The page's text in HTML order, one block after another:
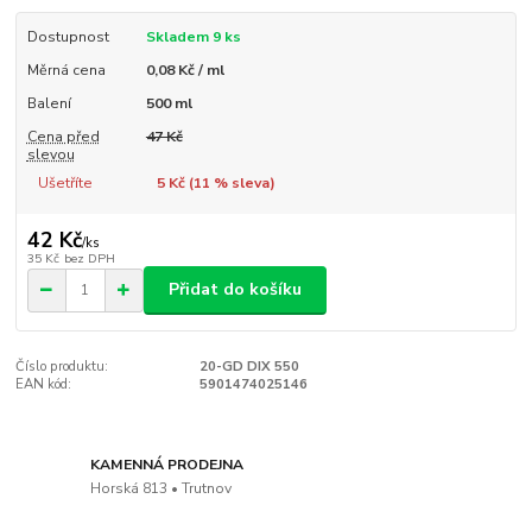
Dostupnost
Skladem 9 ks
Měrná cena
0,08 Kč / ml
Balení
500 ml
Cena před
slevou
47 Kč
Ušetříte 5 Kč (11 % sleva)
42 Kč/ks
35 Kč bez DPH
Přidat do košíku
Číslo produktu:
20-GD DIX 550
EAN kód:
5901474025146
KAMENNÁ PRODEJNA
Horská 813 • Trutnov